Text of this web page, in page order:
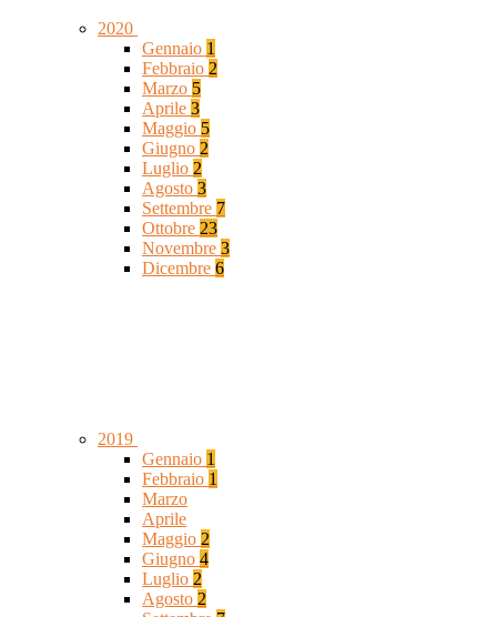
2020
Gennaio 1
Febbraio 2
Marzo 5
Aprile 3
Maggio 5
Giugno 2
Luglio 2
Agosto 3
Settembre 7
Ottobre 23
Novembre 3
Dicembre 6
2019
Gennaio 1
Febbraio 1
Marzo
Aprile
Maggio 2
Giugno 4
Luglio 2
Agosto 2